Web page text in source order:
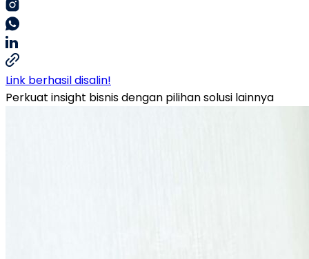
Link berhasil disalin!
Perkuat insight bisnis dengan pilihan solusi lainnya